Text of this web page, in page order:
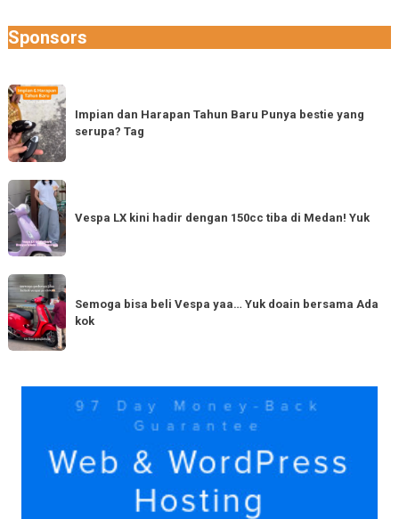
Sponsors
Impian
dan
Harapan
Tahun
Baru
Punya
bestie
yang
Tag
Impian dan Harapan Tahun Baru Punya bestie yang
serupa? Tag
Vespa
LX
kini
hadir
dengan
150cc
tiba
di
Yuk
Vespa LX kini hadir dengan 150cc tiba di Medan! Yuk
Semoga
bisa
beli
Vespa
Yuk
Semoga bisa beli Vespa yaa… Yuk doain bersama Ada
kok